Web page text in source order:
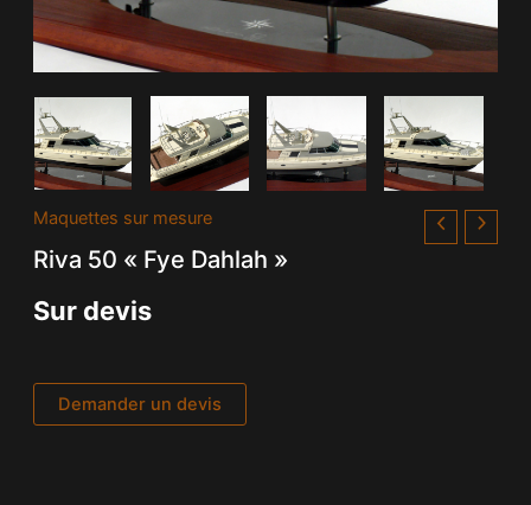
Maquettes sur mesure
Riva 50 « Fye Dahlah »
Sur devis
Demander un devis